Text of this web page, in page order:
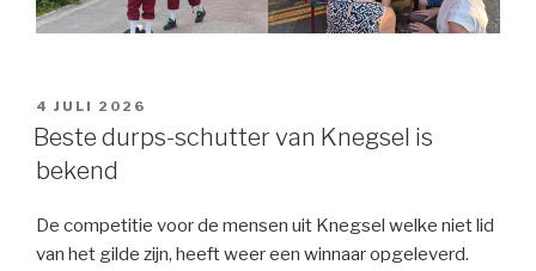
GEPLAATST
OP
4 JULI 2026
Beste durps-schutter van Knegsel is
bekend
De competitie voor de mensen uit Knegsel welke niet lid
van het gilde zijn, heeft weer een winnaar opgeleverd.